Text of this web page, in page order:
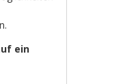
ein